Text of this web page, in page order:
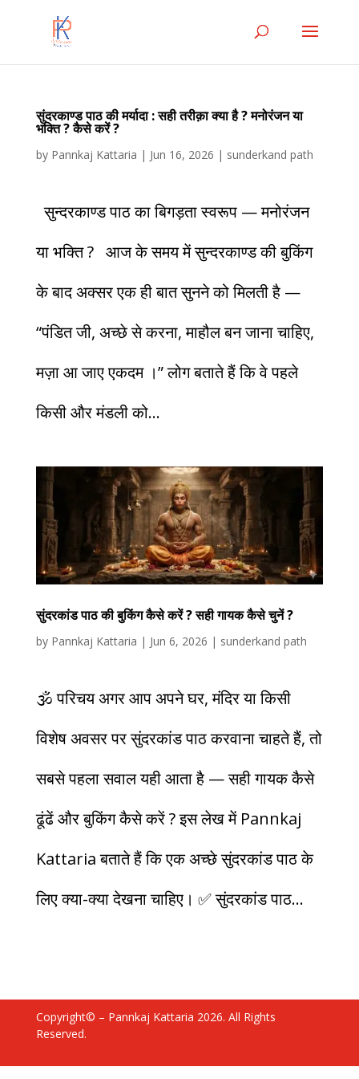
सुंदरकाण्ड पाठ की मर्यादा : सही तरीक़ा क्या है ? मनोरंजन या
भक्ति ? कैसे करें ?
by Pannkaj Kattaria | Jun 16, 2026 | sunderkand path
सुन्दरकाण्ड पाठ का बिगड़ता स्वरूप — मनोरंजन
या भक्ति ? आज के समय में सुन्दरकाण्ड की बुकिंग
के बाद अक्सर एक ही बात सुनने को मिलती है —
“पंडित जी, अच्छे से करना, माहौल बन जाना चाहिए,
मज़ा आ जाए एकदम ।” लोग बताते हैं कि वे पहले
किसी और मंडली को...
सुंदरकांड पाठ की बुकिंग कैसे करें ? सही गायक कैसे चुनें ?
by Pannkaj Kattaria | Jun 6, 2026 | sunderkand path
🕉️ परिचय अगर आप अपने घर, मंदिर या किसी
विशेष अवसर पर सुंदरकांड पाठ करवाना चाहते हैं, तो
सबसे पहला सवाल यही आता है — सही गायक कैसे
ढूंढें और बुकिंग कैसे करें ? इस लेख में Pannkaj
Kattaria बताते हैं कि एक अच्छे सुंदरकांड पाठ के
लिए क्या-क्या देखना चाहिए। ✅ सुंदरकांड पाठ...
Copyright© – Pannkaj Kattaria 2026. All Rights
Reserved.